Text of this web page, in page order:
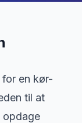
en kør-
til at
opdage